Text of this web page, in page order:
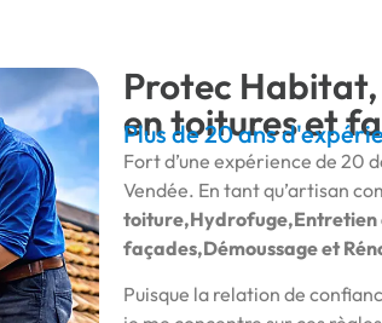
Protec
en toitures et
Plus de 20 ans
Fort d’une expérience de 20
Vendée. En tant qu’artisan
toiture,Hydrofuge,Entretien
façades,Démoussage et
Puisque la relation de